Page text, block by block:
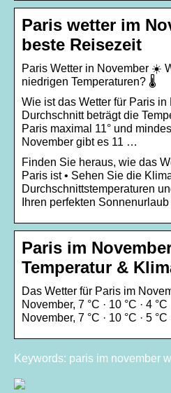
Paris wetter im
beste Reisezeit
Paris Wetter in November ☀️
niedrigen Temperaturen? 🌡️
Wie ist das Wetter für Paris
Durchschnitt beträgt die
Paris maximal 11° und
November gibt es 11 …
Finden Sie heraus, wie das
Paris ist • Sehen Sie die
Durchschnittstemperaturen
Ihren perfekten Sonnenurlaub
Paris im
Temperatur &
Das Wetter für Paris im
November, 7 °C · 10 °C · 4
November, 7 °C · 10 °C · 5
Keywords: paris im november